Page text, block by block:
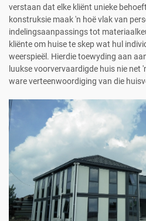
verstaan dat elke kliënt unieke
konstruksie maak 'n hoë vlak van
indelingsaanpassings tot
kliënte om huise te skep wat hul
weerspieël. Hierdie toewyding aan
luukse voorvervaardigde huis nie net
ware verteenwoordiging van die